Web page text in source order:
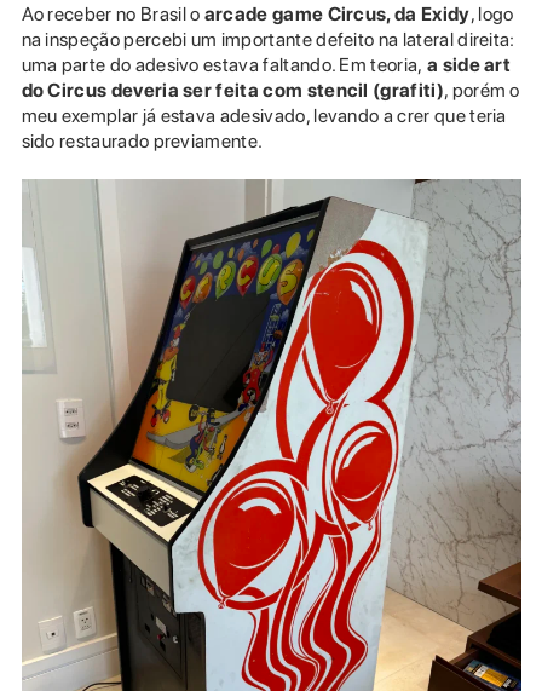
Ao receber no Brasil o arcade game Circus, da Exidy, logo
na inspeção percebi um importante defeito na lateral direita:
uma parte do adesivo estava faltando. Em teoria, a side art
do Circus deveria ser feita com stencil (grafiti), porém o
meu exemplar já estava adesivado, levando a crer que teria
sido restaurado previamente.